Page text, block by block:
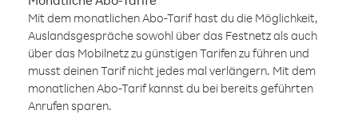
Mit dem monatlichen Abo-Tarif hast du die Möglichkeit,
Auslandsgespräche sowohl über das Festnetz als auch
über das Mobilnetz zu günstigen Tarifen zu führen und
musst deinen Tarif nicht jedes mal verlängern. Mit dem
monatlichen Abo-Tarif kannst du bei bereits geführten
Anrufen sparen.